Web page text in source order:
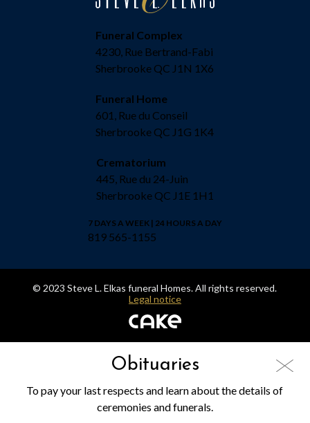
Funeral Complex
4230, Rue Bertrand-Fabi
Sherbrooke QC J1N 1X6
Funeral Home
601, Rue du Conseil
Sherbrooke QC J1G 1K4
Crematorium
445, Rue du 24-Juin
Sherbrooke QC J1E 1H1
7 DAYS A WEEK | 24 HOURS A DAY
819 565-1155
© 2023 Steve L. Elkas funeral Homes. All rights reserved.
Legal notice
Obituaries
To pay your last respects and learn about the details of
ceremonies and funerals.